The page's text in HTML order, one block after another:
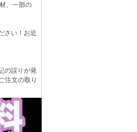
、一部の
さい！お近
の誤りが発
注文の取り